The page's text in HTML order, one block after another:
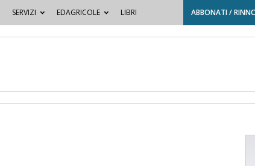
SERVIZI EDAGRICOLE LIBRI ABBONATI /